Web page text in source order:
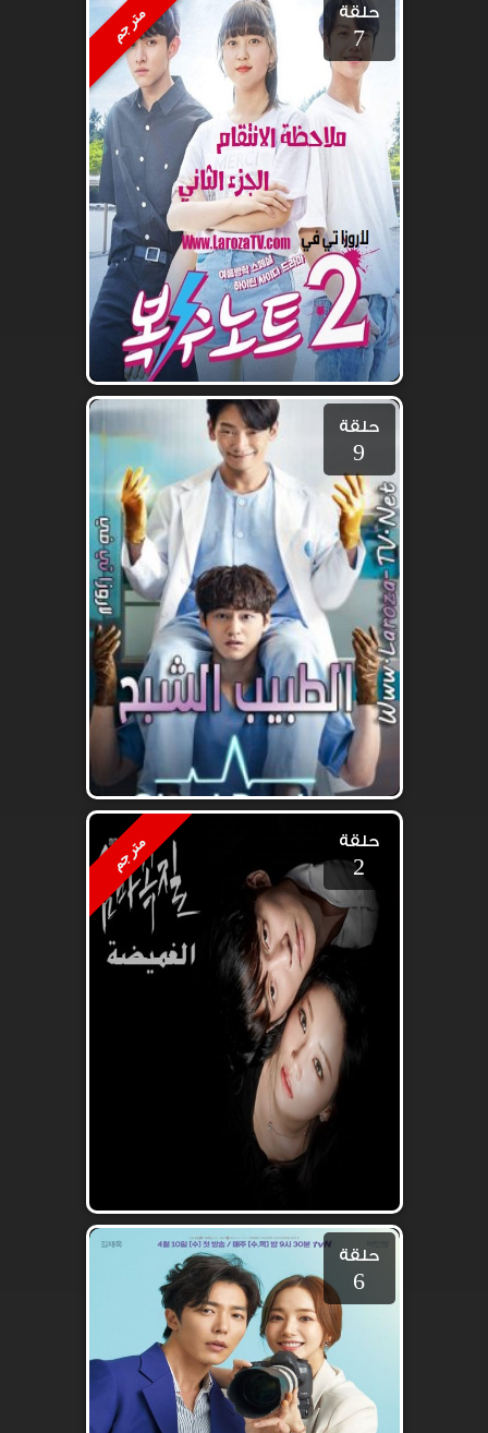
مترجم حلقة
7
حلقة
9
مترجم حلقة
2
حلقة
6